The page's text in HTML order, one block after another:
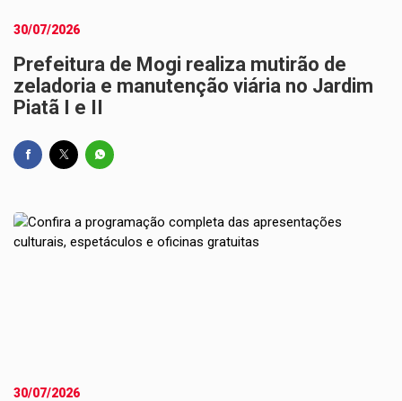
30/07/2026
Prefeitura de Mogi realiza mutirão de
zeladoria e manutenção viária no Jardim
Piatã I e II
30/07/2026